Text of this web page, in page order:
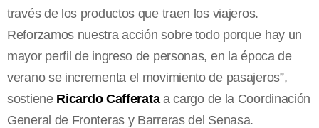
través de los productos que traen los viajeros.
Reforzamos nuestra acción sobre todo porque hay un
mayor perfil de ingreso de personas, en la época de
verano se incrementa el movimiento de pasajeros”,
sostiene Ricardo Cafferataa cargo de la Coordinación
General de Fronteras y Barreras del Senasa.